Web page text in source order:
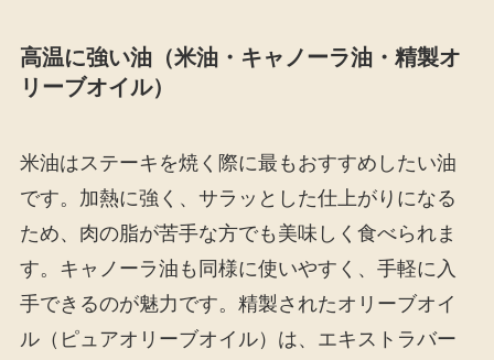
高温に強い油（米油・キャノーラ油・精製オ
リーブオイル）
米油はステーキを焼く際に最もおすすめしたい油
です。加熱に強く、サラッとした仕上がりになる
ため、肉の脂が苦手な方でも美味しく食べられま
す。キャノーラ油も同様に使いやすく、手軽に入
手できるのが魅力です。精製されたオリーブオイ
ル（ピュアオリーブオイル）は、エキストラバー